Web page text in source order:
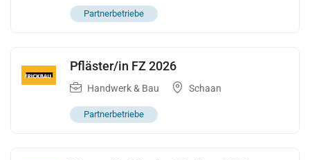
Partnerbetriebe
Pfläster/in FZ 2026
Handwerk & Bau Schaan
Partnerbetriebe